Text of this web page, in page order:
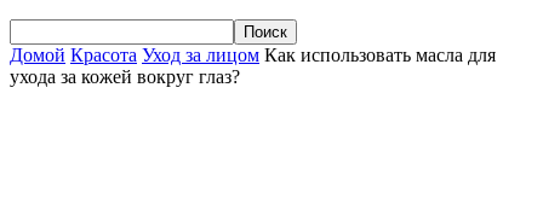
Домой Красота Уход за лицом Как использовать масла для
ухода за кожей вокруг глаз?